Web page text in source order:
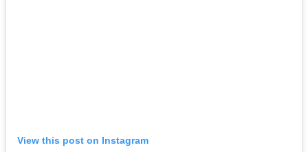
View this post on Instagram